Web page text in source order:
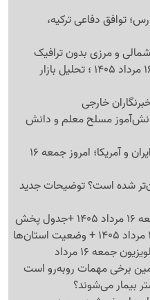
توافق دفاعی ترکیه،
و مرزی بدون ترافیک
قیمت طلای جهانی امروز جمعه 16 مرداد 1405 ؛ تحلیل بازار
خارجی
مسلح معلم و دانش
آخرین اخبار و گزارش ها از جنگ ایران و آمریکا؛ امروز جمعه 16
شده است؟ توضیحات جدید
جمعه 16 مرداد
برخی مهمات روبه‌رو است
بیمار می‌شوند؟